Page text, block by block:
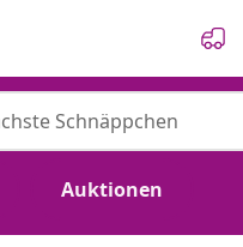
Auktionen